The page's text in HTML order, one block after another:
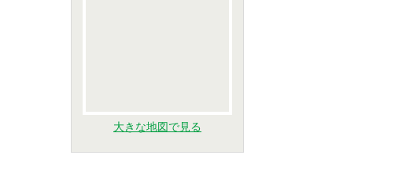
大きな地図で見る